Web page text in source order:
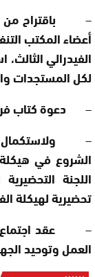
– باقتراح
أعضاء المكتب
الفيدرالي
لكل المستجدات
– دعوة كتاب
–
الشروع في
اللجنة
تحضيرية لهيكلة
– عقد
العمل وتوحيد